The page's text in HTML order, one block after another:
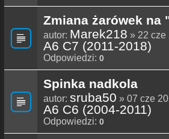
Zmiana żarówek na
autor: Marek218 » 22 cze
A6 C7 (2011-2018)
Odpowiedzi: 0
Spinka nadkola
autor: sruba50 » 07 cze
A6 C6 (2004-2011)
Odpowiedzi: 0